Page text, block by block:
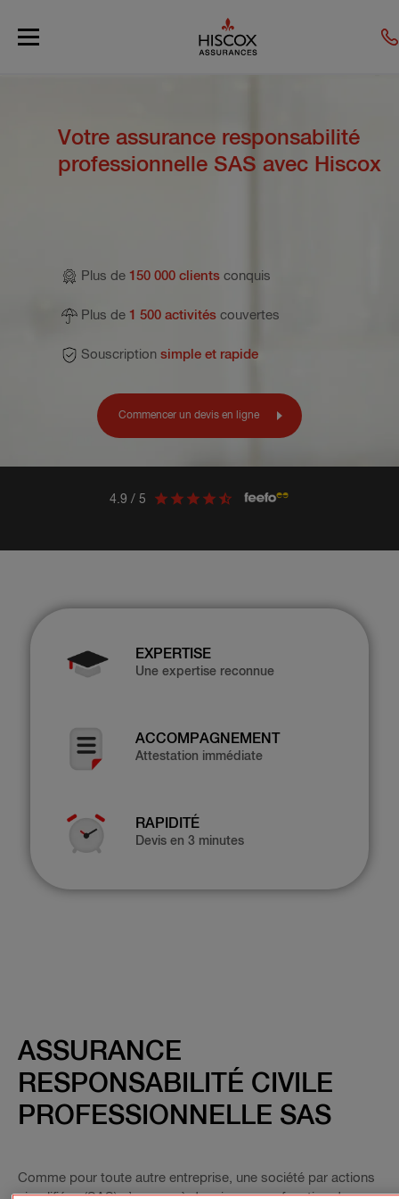
Votre assurance responsabilité
professionnelle SAS avec Hiscox
Plus de 150 000 clients conquis
Plus de 1 500 activités couvertes
Souscription simple et rapide
Commencer un devis en ligne
4.9 / 5
EXPERTISE
Une expertise reconnue
ACCOMPAGNEMENT
Attestation immédiate
RAPIDITÉ
Devis en 3 minutes
ASSURANCE
RESPONSABILITÉ CIVILE
PROFESSIONNELLE SAS
Comme pour toute autre entreprise, une société par actions